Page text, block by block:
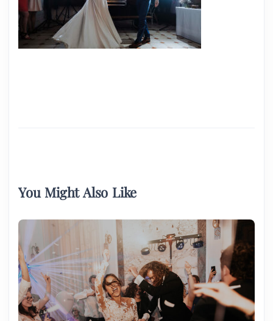
You Might Also Like